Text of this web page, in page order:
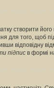
створити
для того, щоб
відповідну
підпис в формі